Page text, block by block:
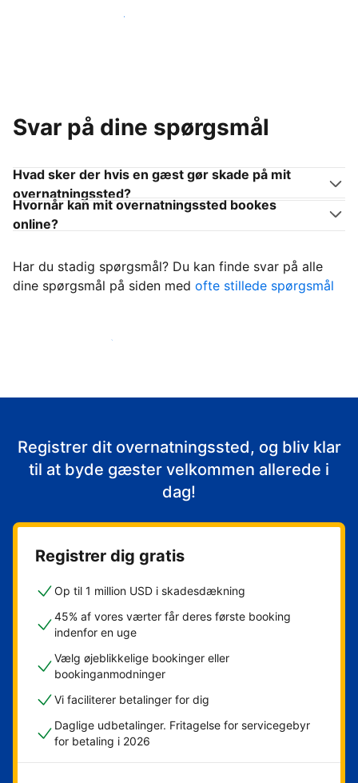
Slut dig til andre værter som dig
Svar på dine spørgsmål
Hvad sker der hvis en gæst gør skade på mit
overnatningssted?
Hvornår kan mit overnatningssted bookes
online?
Har du stadig spørgsmål? Du kan finde svar på alle
dine spørgsmål på siden med ofte stillede spørgsmål
Begynd at tage imod gæster
Registrer dit overnatningssted, og bliv klar
til at byde gæster velkommen allerede i
dag!
Registrer dig gratis
Op til 1 million USD i skadesdækning
45% af vores værter får deres første booking
indenfor en uge
Vælg øjeblikkelige bookinger eller
bookinganmodninger
Vi faciliterer betalinger for dig
Daglige udbetalinger. Fritagelse for servicegebyr
for betaling i 2026